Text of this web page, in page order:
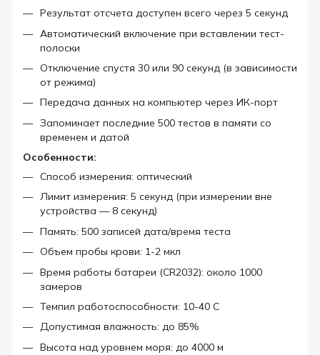
Результат отсчета доступен всего через 5 секунд
Автоматический включение при вставлении тест-
полоски
Отключение спустя 30 или 90 секунд (в зависимости
от режима)
Передача данных на компьютер через ИК-порт
Запоминает последние 500 тестов в памяти со
временем и датой
Особенности:
Способ измерения: оптический
Лимит измерения: 5 секунд (при измерении вне
устройства — 8 секунд)
Память: 500 записей дата/время теста
Объем пробы крови: 1-2 мкл
Время работы батареи (CR2032): около 1000
замеров
Темпил работоспособности: 10-40 С
Допустимая влажность: до 85%
Высота над уровнем моря: до 4000 м